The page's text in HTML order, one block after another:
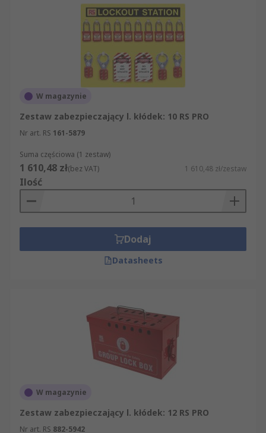
W magazynie
Zestaw zabezpieczający l. kłódek: 10 RS PRO
Nr art. RS 161-5879
Suma częściowa (1 zestaw)
1 610,48 zł(bez VAT) 1 610,48 zł/zestaw
Ilość
Dodaj
Datasheets
W magazynie
Zestaw zabezpieczający l. kłódek: 12 RS PRO
Nr art. RS 882-5942